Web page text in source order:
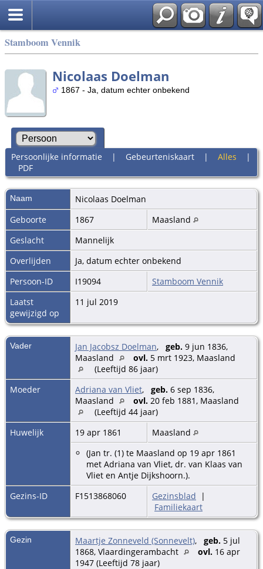
Stamboom Vennik
Nicolaas Doelman
1867 - Ja, datum echter onbekend
Persoonlijke informatie | Gebeurteniskaart| Alles |
PDF
Naam Nicolaas Doelman
Geboorte
1867
Maasland
Geslacht
Mannelijk
Overlijden
Ja, datum echter onbekend
Persoon-ID
I19094
Stamboom Vennik
Laatst
gewijzigd op
11 jul 2019
Vader Jan Jacobsz Doelman, geb. 9 jun 1836,
Maasland
ovl. 5 mrt 1923, Maasland
(Leeftijd 86 jaar)
Moeder
Adriana van Vliet, geb. 6 sep 1836,
Maasland
ovl. 20 feb 1881, Maasland
(Leeftijd 44 jaar)
Huwelijk
19 apr 1861
Maasland
(Jan tr. (1) te Maasland op 19 apr 1861
met Adriana van Vliet, dr. van Klaas van
Vliet en Antje Dijkshoorn.).
Gezins-ID
F1513868060 Gezinsblad |
Familiekaart
Gezin Maartje Zonneveld (Sonnevelt), geb. 5 jul
1868, Vlaardingerambacht
ovl. 16 apr
1947 (Leeftijd 78 jaar)